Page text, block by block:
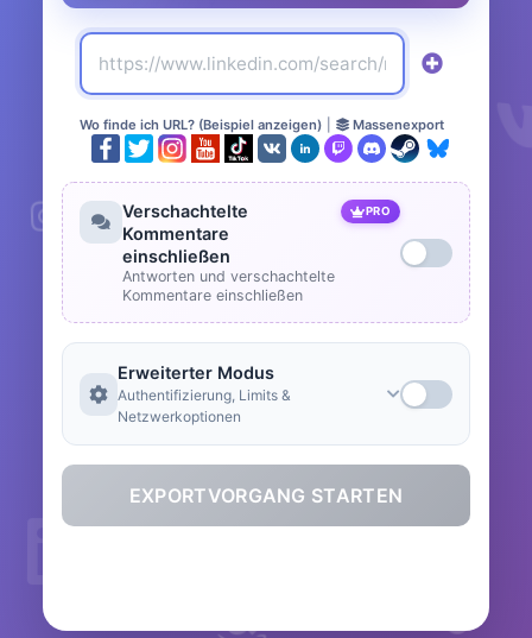
Wo finde ich URL? (Beispiel anzeigen) Massenexport
Verschachtelte
Kommentare
einschließen
PRO
Antworten und verschachtelte
Kommentare einschließen
Erweiterter Modus
Authentifizierung, Limits &
Netzwerkoptionen
EXPORTVORGANG STARTEN